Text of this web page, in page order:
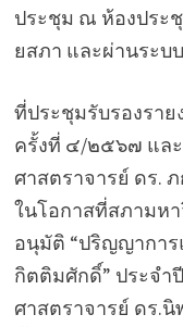
ประชุม ณ ห้องประ
ยสภา และผ่านระบบ
ที่ประชุมรับรองรา
ครั้งที่ ๔/๒๕๖๗ แล
ศาสตราจารย์ ดร.
ในโอกาสที่สภามห
อนุมัติ “ปริญญากา
กิตติมศักดิ์” ประจ
ศาสตราจารย์ ดร.